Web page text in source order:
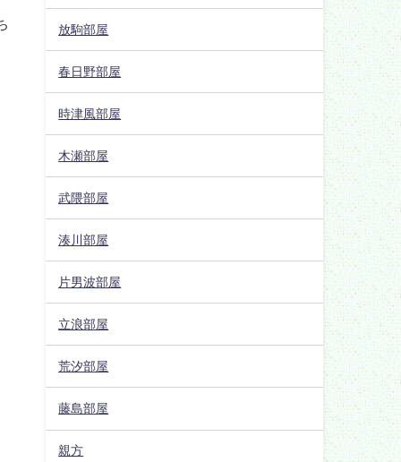
放駒部屋
春日野部屋
時津風部屋
木瀬部屋
武隈部屋
湊川部屋
片男波部屋
立浪部屋
荒汐部屋
藤島部屋
親方